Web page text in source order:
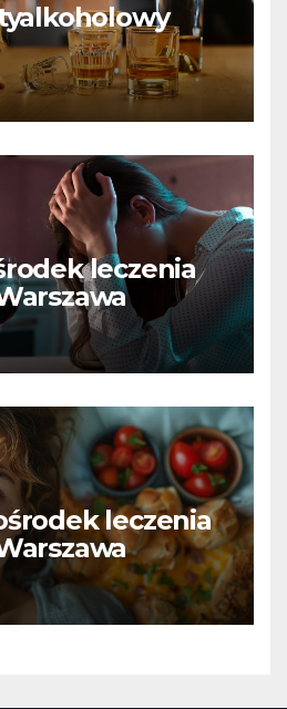
leczenia
leczenia